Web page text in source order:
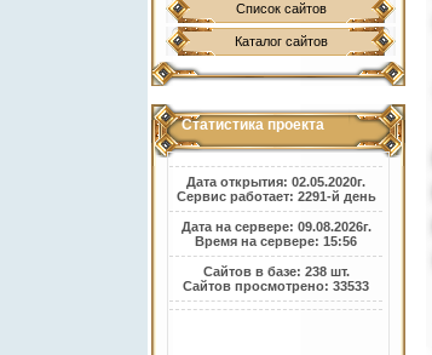
Список сайтов
Каталог сайтов
Статистика проекта
Дата открытия: 02.05.2020г.
Сервис работает: 2291-й день
Дата на сервере: 09.08.2026г.
Время на сервере: 15:56
Сайтов в базе: 238 шт.
Сайтов просмотрено: 33533